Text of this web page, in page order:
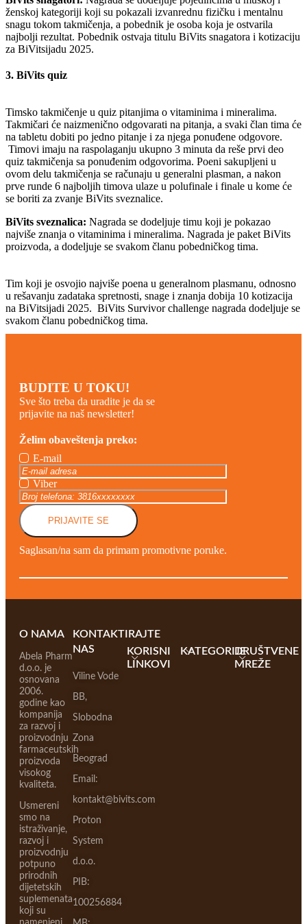
ženskoj kategoriji koji su pokazali izvanrednu fizičku i mentalnu
snagu tokom takmičenja, a pobednik je osoba koja je ostvarila
najbolji rezultat. Pobednik ostvaja titulu BiVits snagatora i kotizaciju
za BiVitsijadu 2025.
3. BiVits quiz
Timsko takmičenje u quiz pitanjima o vitaminima i mineralima.
Takmičari će naizmenično odgovarati na pitanja, a svaki član tima će
na tabletu dobiti po jedno pitanje i za njega ponuđene odgovore.
Timovi imaju na raspolaganju ukupno 3 minuta da reše prvi deo
quiz takmičenja sa ponuđenim odgovorima. Poeni sakupljeni u
ovom delu takmičenja se računaju u generalni plasman, a nakon
prve runde 6 najboljih timova ulaze u polufinale i finale u kome će
se boriti za zvanje BiVits sveznalice.
BiVits sveznalica: Nagrada se dodeljuje timu koji je pokazao
najviše znanja o vitaminima i mineralima. Nagrada je paket BiVits
proizvoda, a dodeljuje se svakom članu pobedničkog tima.
Tim koji je osvojio najviše poena u generalnom plasmanu, odnosno
u rešavanju zadataka spretnosti, snage i znanja dobija 10 kotizacija
na BiVitsijadi 2025. BiVits Survivor challenge nagrada dodeljuje se
svakom članu pobedničkog tima.
BUDITE U TOKU!
Sve što treba da uradite je da se
prijavite na naš newsletter!
Želim obaveštenja preko:
E-mail
Viber
PRIJAVITE SE
Saglasan/na sam da primam promotivne poruke.
O NAMA
Abela Pharm
d.o.o. je
osnovana
2006.
godine kao
kompanija
za razvoj i
proizvodnju
farmaceutskih
proizvoda
visokog
kvaliteta.
Usmereni
smo na
istraživanje,
razvoj i
proizvodnju
potpuno
prirodnih
dijetetskih
suplemenata
koji su
KONTAKTIRAJTE
NAS
Viline Vode
BB,
Slobodna
Zona
Beograd
Email:
kontakt@bivits.com
Proton
System
d.o.o.
PIB:
100256884
KORISNI
LINKOVI
KATEGORIJEDRUŠTVENE
MREŽE